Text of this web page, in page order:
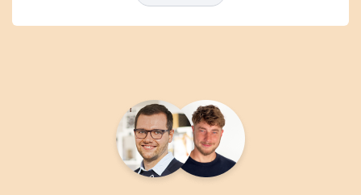
05/11/2021
pas eu besoin
02/11/2021